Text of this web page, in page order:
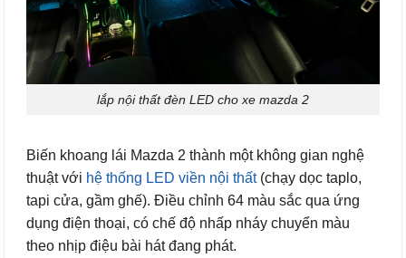
lắp nội thất đèn LED cho xe mazda 2
Biến khoang lái Mazda 2 thành một không gian nghệ
thuật với hệ thống LED viền nội thất(chạy dọc taplo,
tapi cửa, gầm ghế). Điều chỉnh 64 màu sắc qua ứng
dụng điện thoại, có chế độ nhấp nháy chuyển màu
theo nhịp điệu bài hát đang phát.